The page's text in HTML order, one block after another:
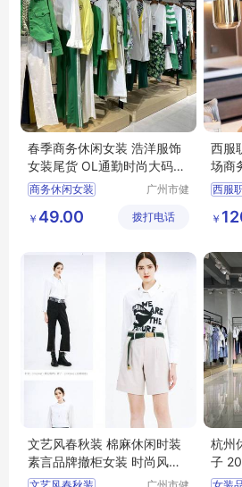
春季商务休闲女装 浩洋服饰
女装尾货 OL通勤时尚大码女
装货源供应
商务休闲女装
广州市健
限公司
￥ 49.00 拨打电话
西服
场商
西服
￥
文艺风春秋装 棉麻休闲时装
素言品牌撤柜女装 时尚风衣
连衣裙走份
杭州
子
广州